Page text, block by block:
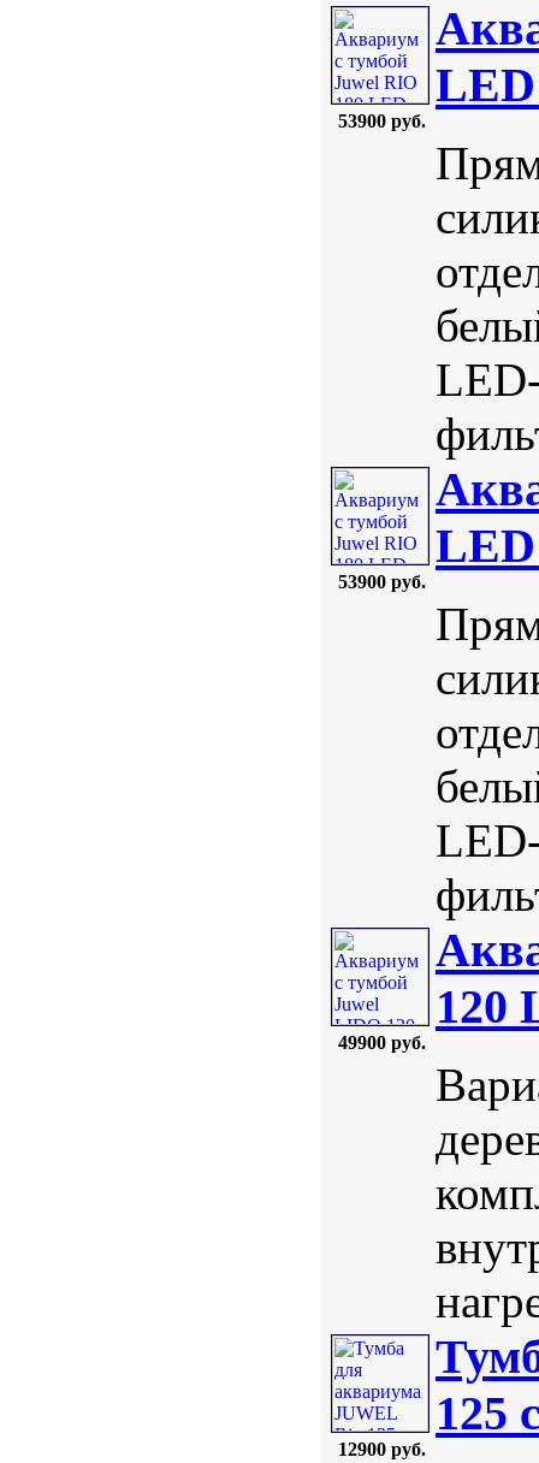
53900 руб.
LED
53900 руб.
49900 руб.
120
12900 руб.
125